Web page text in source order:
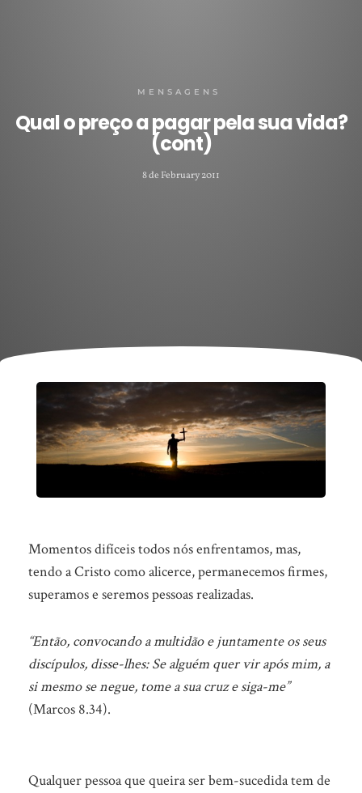
MENSAGENS
Qual o preço a pagar pela sua vida?
(cont)
8 de February 2011
Qual
o
preço
a
sua
vida?
(cont)
Momentos difíceis todos nós enfrentamos, mas,
tendo a Cristo como alicerce, permanecemos firmes,
superamos e seremos pessoas realizadas.
“Então, convocando a multidão e juntamente os seus
discípulos, disse-lhes: Se alguém quer vir após mim, a
si mesmo se negue, tome a sua cruz e siga-me”
(Marcos 8.34).
Qualquer pessoa que queira ser bem-sucedida tem de